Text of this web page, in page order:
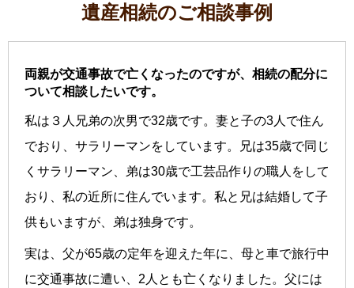
遺産相続のご相談事例
両親が交通事故で亡くなったのですが、相続の配分に
ついて相談したいです。
私は３人兄弟の次男で32歳です。妻と子の3人で住ん
でおり、サラリーマンをしています。兄は35歳で同じ
くサラリーマン、弟は30歳で工芸品作りの職人をして
おり、私の近所に住んでいます。私と兄は結婚して子
供もいますが、弟は独身です。
実は、父が65歳の定年を迎えた年に、母と車で旅行中
に交通事故に遭い、2人とも亡くなりました。父には